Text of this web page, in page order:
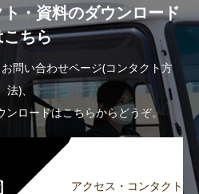
・資料のダウンロード
こちら
問い合わせページ(コンタクト方
法)、
ンロードはこちらからどうぞ。
アクセス・コンタクト